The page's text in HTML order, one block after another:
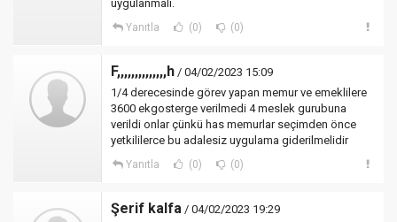
uygulanmalı.
Yanıtla (0) (0)
F,,,,,,,,,,,,,,h / 04/02/2023 15:09
1/4 derecesinde görev yapan memur ve emeklilere
3600 ekgosterge verilmedi 4 meslek gurubuna
verildi onlar çünkü has memurlar seçimden önce
yetkililerce bu adalesiz uygulama giderilmelidir
Yanıtla (0) (0)
Şerif kalfa / 04/02/2023 19:29